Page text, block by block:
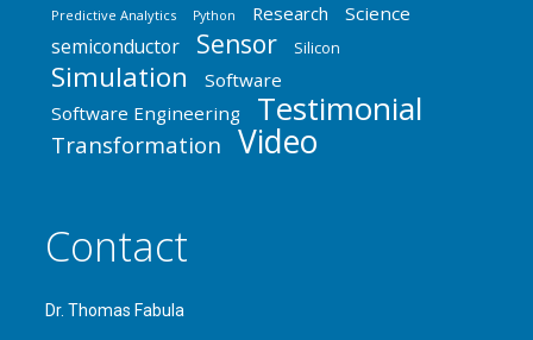
Predictive Analytics Python Research Science
semiconductor Sensor Silicon
Simulation
Software
Software Engineering
Testimonial
Transformation Video
Contact
Dr. Thomas Fabula